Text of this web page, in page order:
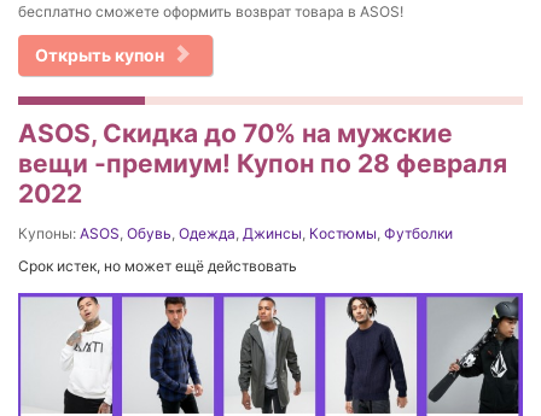
бесплатно сможете оформить возврат товара в ASOS!
Открыть купон
ASOS, Скидка до 70% на мужские
вещи -премиум! Купон по 28 февраля
2022
Купоны: ASOS Обувь Одежда Джинсы Костюмы Футболки
Срок истек, но может ещё действовать